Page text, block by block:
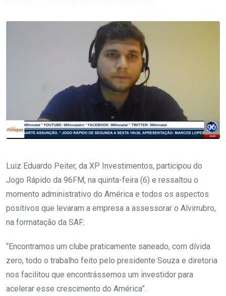
Luiz Eduardo Peiter, da XP Investimentos, participou do
Jogo Rápido da 96FM, na quinta-feira (6) e ressaltou o
momento administrativo do América e todos os aspectos
positivos que levaram a empresa a assessorar o Alvirrubro,
na formatação da SAF:
“Encontramos um clube praticamente saneado, com dívida
zero, todo o trabalho feito pelo presidente Souza e diretoria
nos facilitou que encontrássemos um investidor para
acelerar esse crescimento do América”.